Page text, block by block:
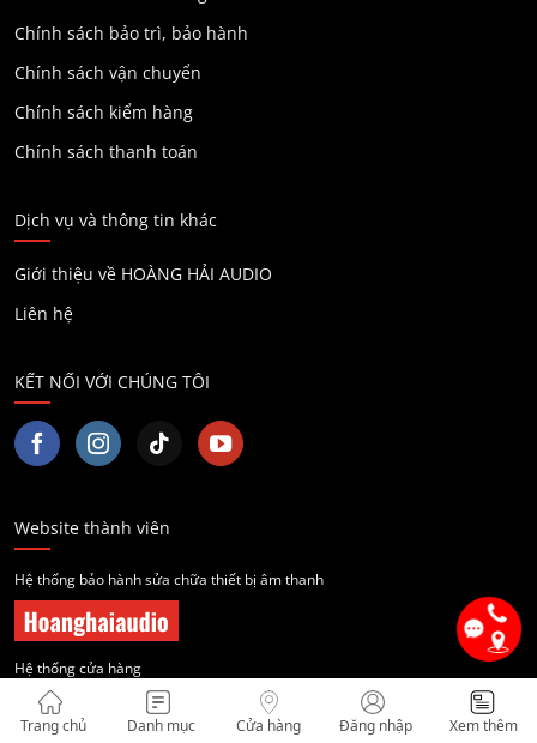
Chính sách bảo trì, bảo hành
Chính sách vận chuyển
Chính sách kiểm hàng
Chính sách thanh toán
Dịch vụ và thông tin khác
Giới thiệu về HOÀNG HẢI AUDIO
Liên hệ
KẾT NỐI VỚI CHÚNG TÔI
Website thành viên
Hệ thống bảo hành sửa chữa thiết bị âm thanh
Hệ thống cửa hàng
Trang chủ Danh mục Cửa hàng Đăng nhập Xem thêm